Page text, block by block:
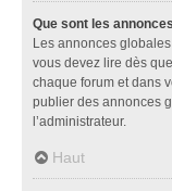
Que sont les
Les annonces
vous devez lire dès
chaque forum et dans
publier des annonces
l’administrateur.
Haut